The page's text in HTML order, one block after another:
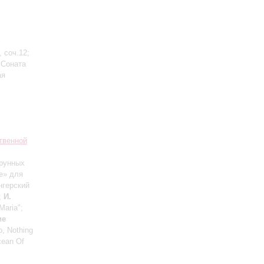
соч.12;
для
И.
Nothing
Of